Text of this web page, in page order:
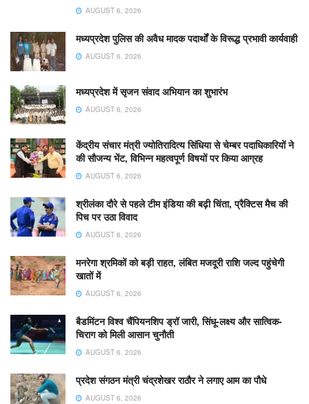
AUGUST 6, 2026
मध्यप्रदेश पुलिस की अवैध मादक पदार्थों के विरूद्ध प्रभावी कार्यवाही
AUGUST 6, 2026
मध्यप्रदेश में सृजन संवाद अभियान का शुभारंभ
AUGUST 6, 2026
केंद्रीय संचार मंत्री ज्योतिरादित्य सिंधिया से चेम्बर पदाधिकारियों ने
की सौजन्य भेंट, विभिन्न महत्वपूर्ण विषयों पर किया आग्रह
AUGUST 6, 2026
श्रीलंका दौरे से पहले टीम इंडिया की बढ़ी चिंता, प्रैक्टिस मैच की
पिच पर उठा विवाद
AUGUST 6, 2026
मनरेगा श्रमिकों को बड़ी राहत, लंबित मजदूरी राशि जल्द पहुंचेगी
खातों में
AUGUST 6, 2026
बैडमिंटन विश्व चैंपियनशिप ड्रॉ जारी, सिंधू-लक्ष्य और सात्विक-
चिराग को मिली आसान चुनौती
AUGUST 6, 2026
प्रदेश संगठन मंत्री चंद्रशेखर राठौर ने लगाए आम का पौधे
AUGUST 6, 2026